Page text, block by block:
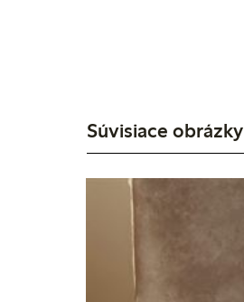
Súvisiace obrázky